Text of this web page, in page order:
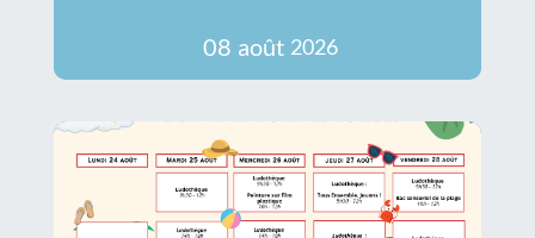
08 août 2026